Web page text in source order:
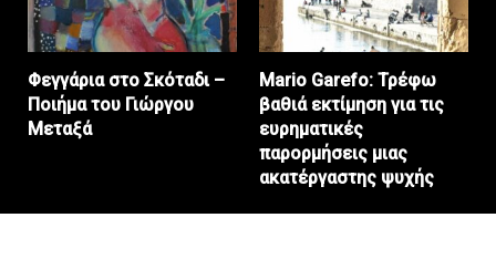
Φεγγάρια στο Σκόταδι –
Ποιήμα του Γιώργου
Μεταξά
Mario Garefo: Τρέφω
βαθιά εκτίμηση για τις
ευρηματικές
παρορμήσεις μιας
ακατέργαστης ψυχής